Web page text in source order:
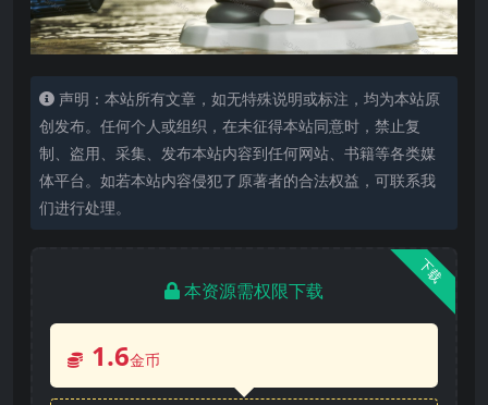
声明：本站所有文章，如无特殊说明或标注，均为本站原
创发布。任何个人或组织，在未征得本站同意时，禁止复
制、盗用、采集、发布本站内容到任何网站、书籍等各类媒
体平台。如若本站内容侵犯了原著者的合法权益，可联系我
们进行处理。
下载
本资源需权限下载
1.6金币